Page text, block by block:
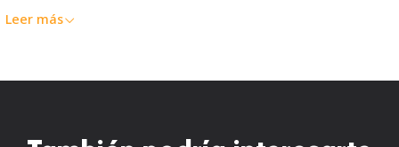
Motor de enfoque automático lineal
XF 18-55 mm f/2.8-4 R LM OIS
Leer más